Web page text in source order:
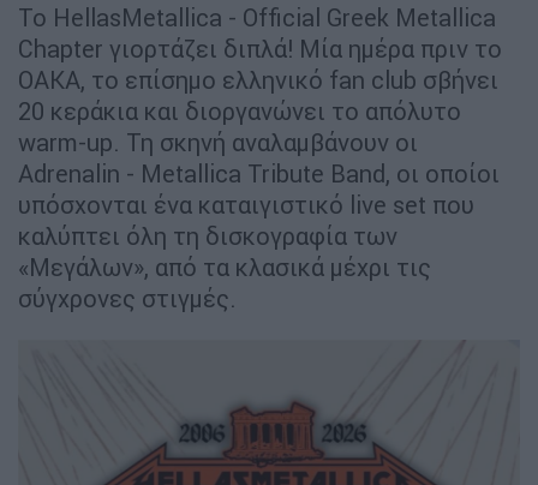
Το HellasMetallica - Official Greek Metallica
Chapter γιορτάζει διπλά! Μία ημέρα πριν το
ΟΑΚΑ, το επίσημο ελληνικό fan club σβήνει
20 κεράκια και διοργανώνει το απόλυτο
warm-up. Τη σκηνή αναλαμβάνουν οι
Adrenalin - Metallica Tribute Band, οι οποίοι
υπόσχονται ένα καταιγιστικό live set που
καλύπτει όλη τη δισκογραφία των
«Μεγάλων», από τα κλασικά μέχρι τις
σύγχρονες στιγμές.